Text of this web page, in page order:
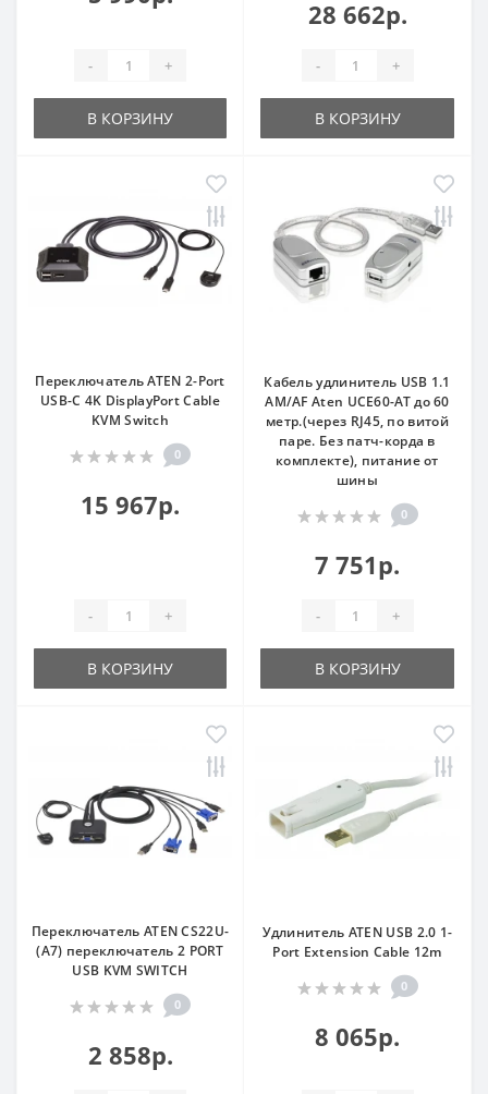
- +
В КОРЗИНУ
28 662р.
- +
В КОРЗИНУ
Переключатель ATEN 2-Port
USB-C 4K DisplayPort Cable
KVM Switch
0
15 967р.
- +
В КОРЗИНУ
Кабель удлинитель USB 1.1
AM/AF Aten UCE60-AT до 60
метр.(через RJ45, по витой
паре. Без патч-корда в
комплекте), питание от
шины
0
7 751р.
- +
В КОРЗИНУ
Переключатель ATEN CS22U-
(A7) переключатель 2 PORT
USB KVM SWITCH
0
2 858р.
Удлинитель ATEN USB 2.0 1-
Port Extension Cable 12m
0
8 065р.